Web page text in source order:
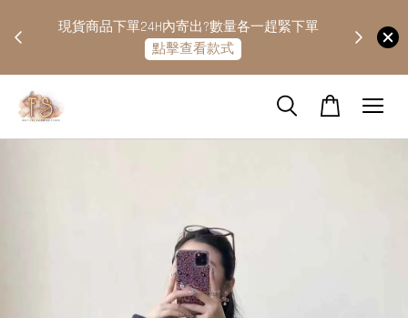
現貨商品下單24H內寄出?數量各一趕緊下單
點擊查看款式